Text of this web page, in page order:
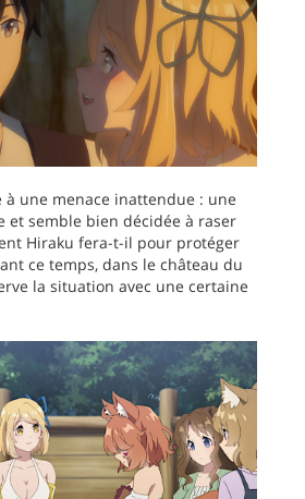
à une menace inattendue : une
et semble bien décidée à raser
Hiraku fera-t-il pour protéger
ce temps, dans le château du
la situation avec une certaine